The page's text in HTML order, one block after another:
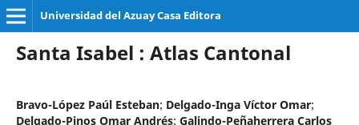
Universidad del Azuay Casa Editora
Santa Isabel : Atlas Cantonal
Bravo-López Paúl Esteban; Delgado-Inga Víctor Omar;
Delgado-Pinos Omar Andrés; Galindo-Peñaherrera Carlos